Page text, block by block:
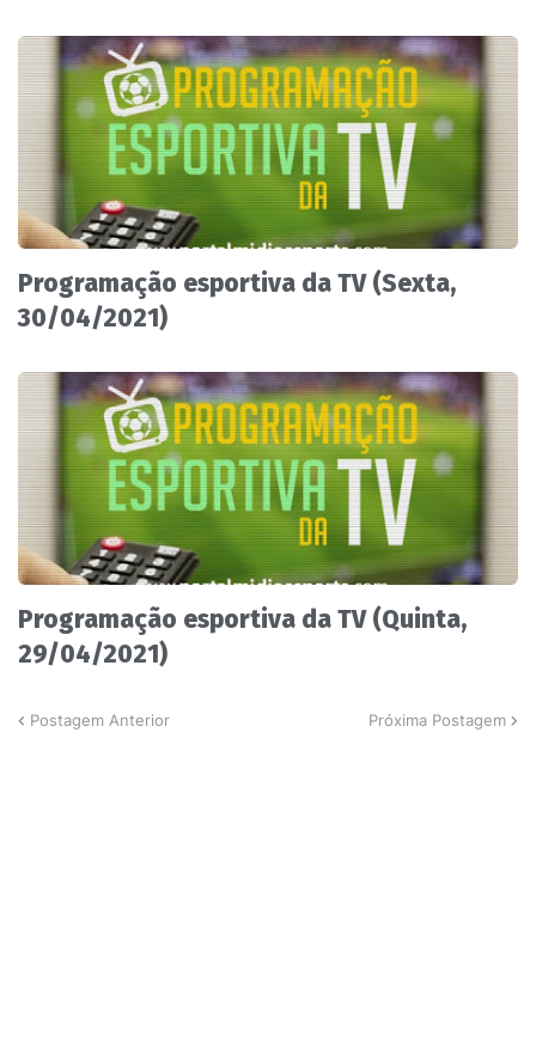
Programação esportiva da TV (Sexta,
30/04/2021)
Programação esportiva da TV (Quinta,
29/04/2021)
Postagem Anterior Próxima Postagem